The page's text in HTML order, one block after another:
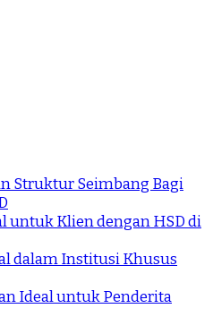
Struktur Seimbang Bagi
untuk Klien dengan HSD di
dalam Institusi Khusus
Ideal untuk Penderita